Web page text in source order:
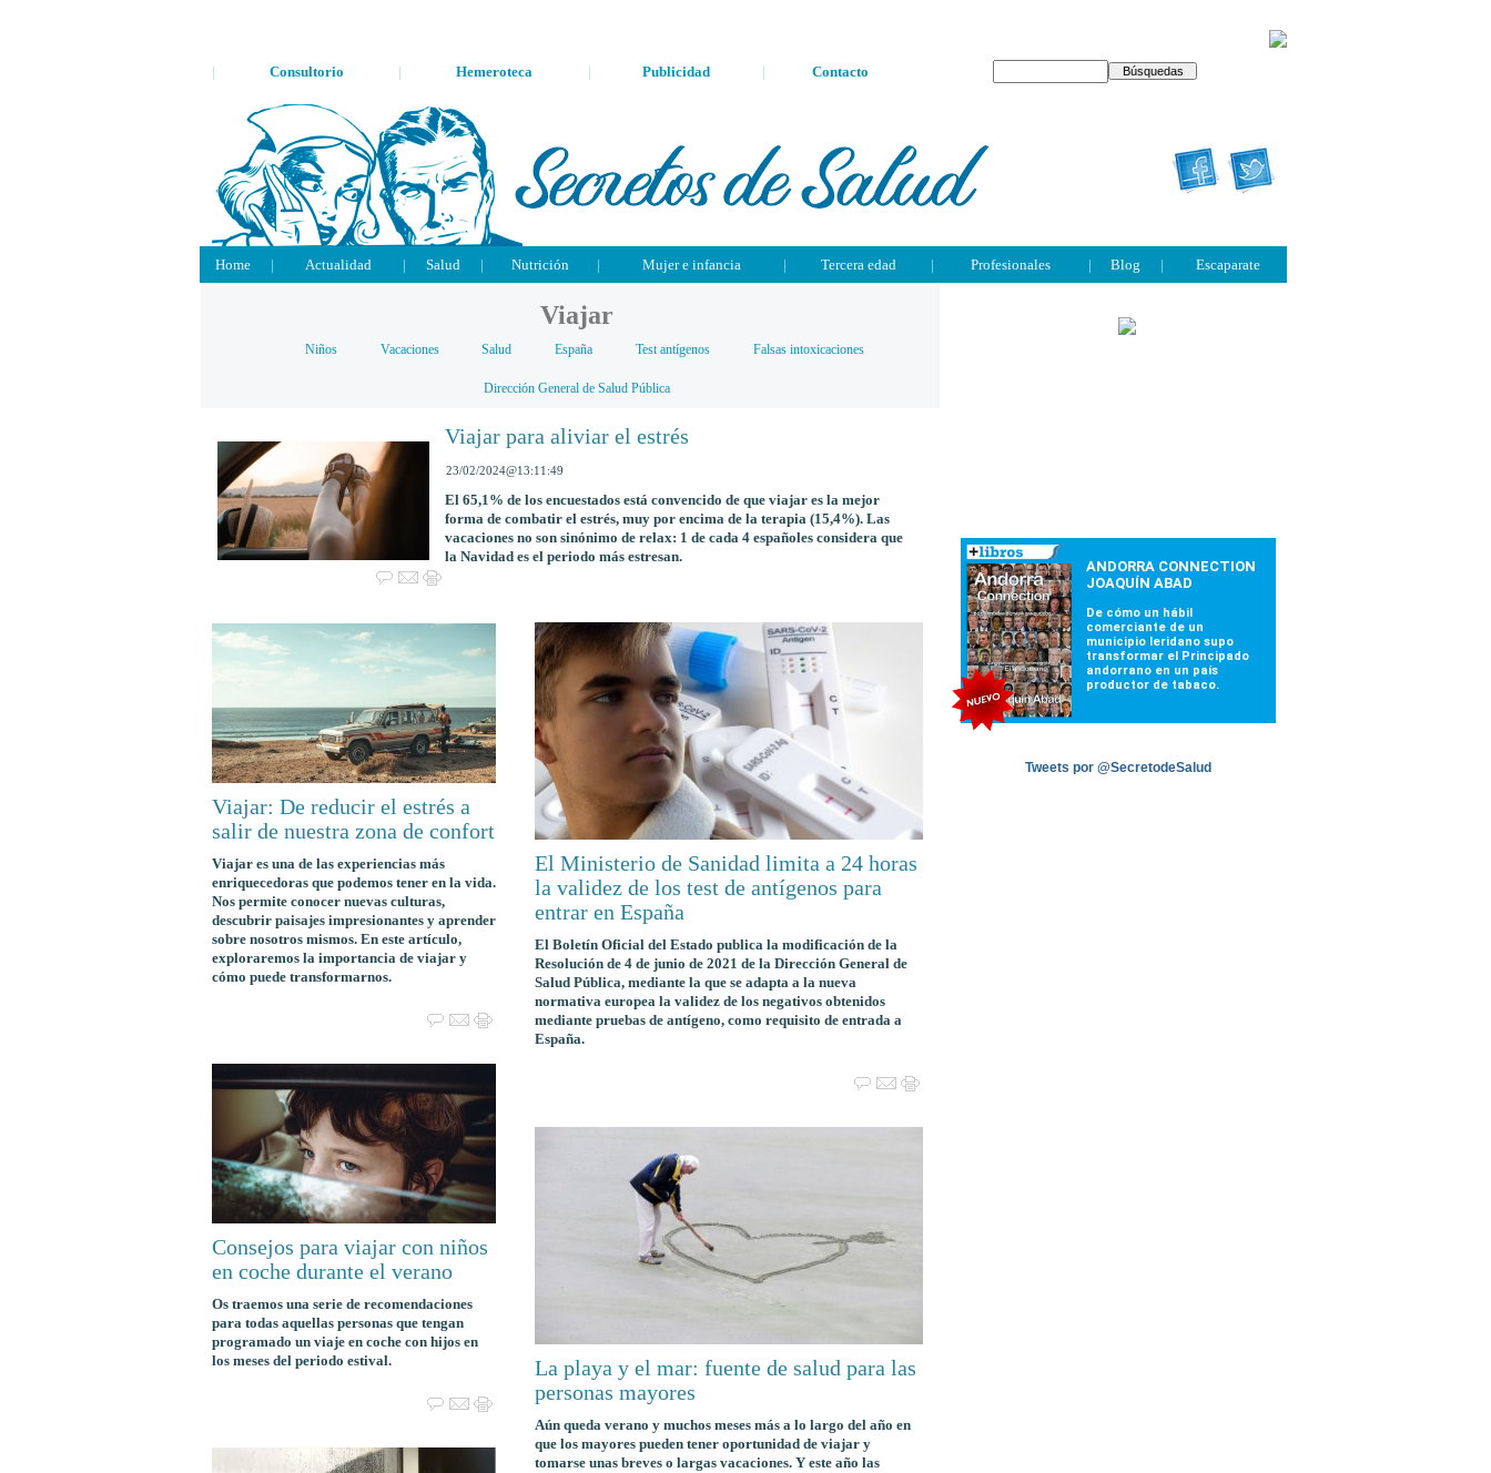
| Consultorio | Hemeroteca | Publicidad | Contacto
Home | Actualidad | Salud | Nutrición | Mujer e infancia | Tercera edad | Profesionales | Blog | Escaparate
Viajar
Niños Vacaciones Salud España Test antígenos Falsas intoxicaciones
Dirección General de Salud Pública
Viajar para aliviar el estrés
23/02/2024@13:11:49
El 65,1% de los encuestados está convencido de que viajar es la mejor
forma de combatir el estrés, muy por encima de la terapia (15,4%). Las
vacaciones no son sinónimo de relax: 1 de cada 4 españoles considera que
la Navidad es el periodo más estresan.
Viajar: De reducir el estrés a
salir de nuestra zona de confort
Viajar es una de las experiencias más
enriquecedoras que podemos tener en la vida.
Nos permite conocer nuevas culturas,
descubrir paisajes impresionantes y aprender
sobre nosotros mismos. En este artículo,
exploraremos la importancia de viajar y
cómo puede transformarnos.
Consejos para viajar con niños
en coche durante el verano
Os traemos una serie de recomendaciones
para todas aquellas personas que tengan
programado un viaje en coche con hijos en
los meses del periodo estival.
El Ministerio de Sanidad limita a 24 horas
la validez de los test de antígenos para
entrar en España
El Boletín Oficial del Estado publica la modificación de la
Resolución de 4 de junio de 2021 de la Dirección General de
Salud Pública, mediante la que se adapta a la nueva
normativa europea la validez de los negativos obtenidos
mediante pruebas de antígeno, como requisito de entrada a
España.
La playa y el mar: fuente de salud para las
personas mayores
Aún queda verano y muchos meses más a lo largo del año en
que los mayores pueden tener oportunidad de viajar y
tomarse unas breves o largas vacaciones. Y este año las
Tweets por @SecretodeSalud